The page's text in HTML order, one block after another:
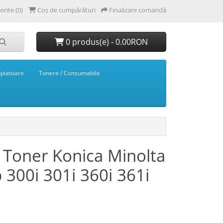
(0) Coș de cumpărături Finalizare comandă
0 produs(e) - 0.00RON
Tonere / Consumabile
Konica Minolta
301i 360i 361i